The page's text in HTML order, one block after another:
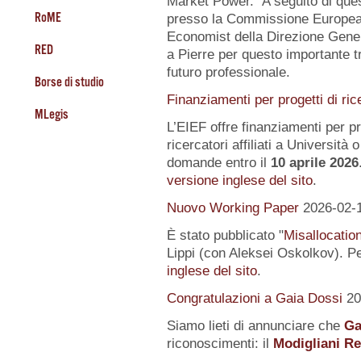
RoME
RED
Borse di studio
MLegis
presso la Commissione
Economist della Direzione
a Pierre per questo importante
futuro professionale.
Finanziamenti per progetti di
L’EIEF offre finanziamenti per
ricercatori affiliati a Università
domande entro il 10 aprile 2026
versione inglese del sito.
Nuovo Working Paper 2026-02-
È stato pubblicato "
Lippi (con Aleksei Oskolkov).
inglese del sito.
Congratulazioni a Gaia Dossi
Siamo lieti di annunciare che
riconoscimenti: il Modigliani